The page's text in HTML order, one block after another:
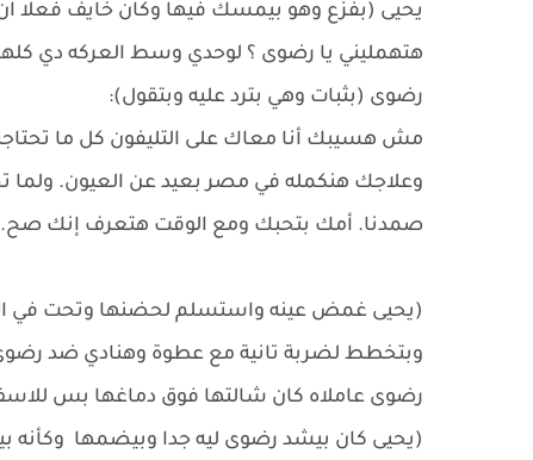
يحيى (بفزع وهو بيمسك فيها وكان خايف فعلا
هتهمليني يا رضوى ؟ لوحدي وسط العركه دي
رضوى (بثبات وهي بترد عليه وبتقول):
مش هسيبك أنا معاك على التليفون كل ما
وعلاجك هنكمله في مصر بعيد عن العيون. ولما
صمدنا. أمك بتحبك ومع الوقت هتعرف إنك صح.
(يحيى غمض عينه واستسلم لحضنها وتحت في
وبتخطط لضربة تانية مع عطوة وهنادي ضد رضوى
رضوى عاملاه كان شالتها فوق دماغها بس
(يحيى كان بيشد رضوى ليه جدا وبيضمها وكأنه